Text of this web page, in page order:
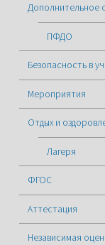
Дополнительное
ПФДО
Безопасность в
Мероприятия
Отдых и
Лагеря
ФГОС
Аттестация
Независимая